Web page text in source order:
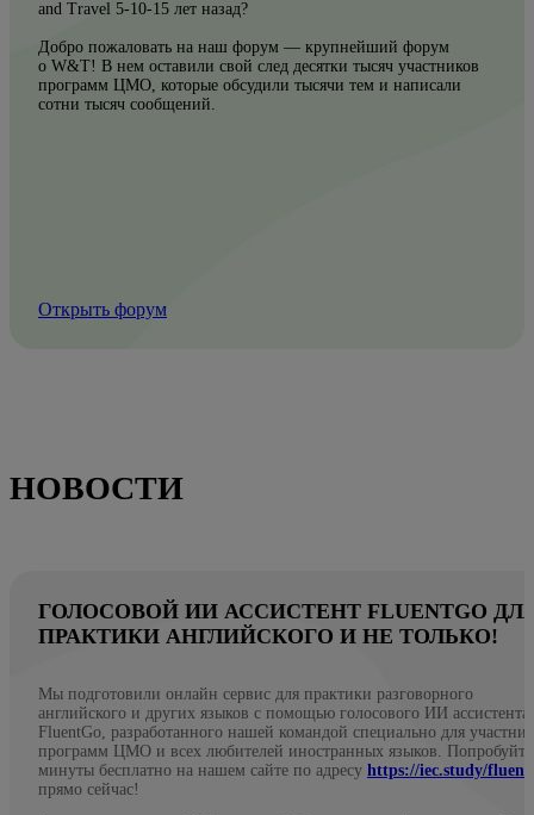
and Travel 5-10-15 лет назад?
Добро пожаловать на наш форум — крупнейший форум
о W&T! В нем оставили свой след десятки тысяч участников
программ ЦМО, которые обсудили тысячи тем и написали
сотни тысяч сообщений.
Открыть форум
НОВОСТИ
ГОЛОСОВОЙ ИИ АССИСТЕНТ FLUENTGO
ПРАКТИКИ АНГЛИЙСКОГО И НЕ ТОЛЬКО!
Мы подготовили онлайн сервис для практики разговорного
английского и других языков с помощью голосового ИИ ассистента
FluentGo, разработанного нашей командой специально для
программ ЦМО и всех любителей иностранных языков.
минуты бесплатно на нашем сайте по адресу https://iec.study/fluent/
прямо сейчас!